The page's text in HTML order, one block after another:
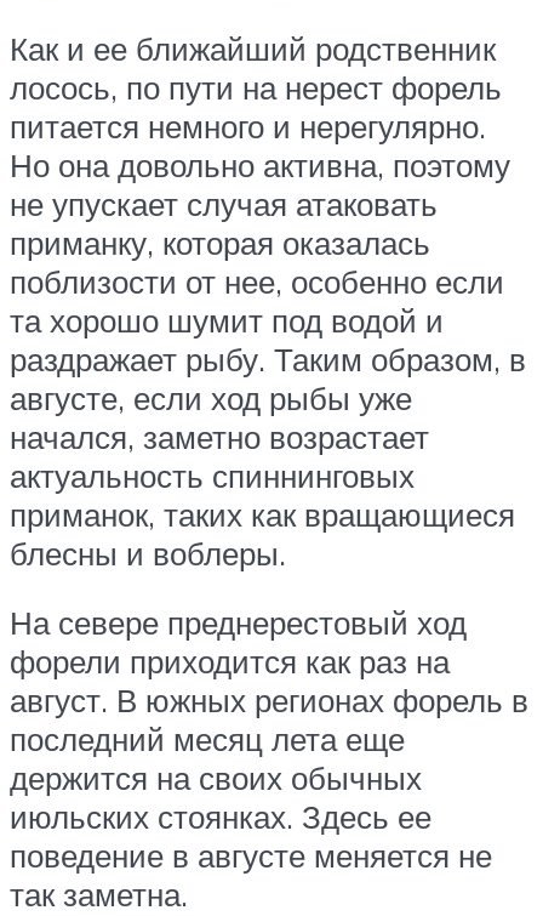
Как и ее ближайший родственник
лосось, по пути на нерест форель
питается немного и нерегулярно.
Но она довольно активна, поэтому
не упускает случая атаковать
приманку, которая оказалась
поблизости от нее, особенно если
та хорошо шумит под водой и
раздражает рыбу. Таким образом, в
августе, если ход рыбы уже
начался, заметно возрастает
актуальность спиннинговых
приманок, таких как вращающиеся
блесны и воблеры.
На севере преднерестовый ход
форели приходится как раз на
август. В южных регионах форель в
последний месяц лета еще
держится на своих обычных
июльских стоянках. Здесь ее
поведение в августе меняется не
так заметна.